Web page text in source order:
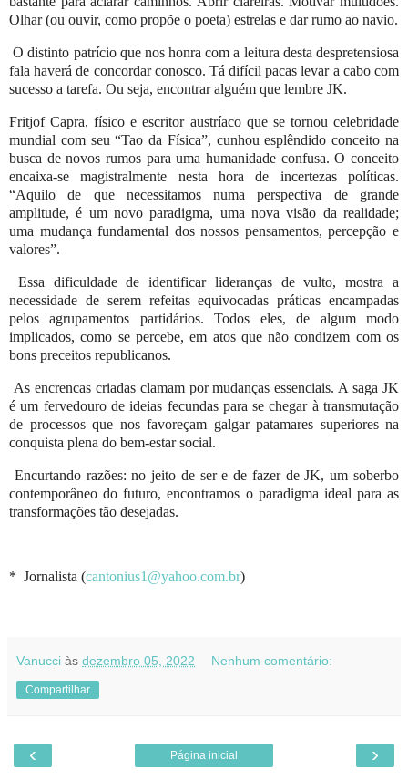
Olhar (ou ouvir, como propõe o poeta) estrelas e dar rumo ao navio.
O distinto patrício que nos honra com a leitura desta despretensiosa
fala haverá de concordar conosco. Tá difícil pacas levar a cabo com
sucesso a tarefa. Ou seja, encontrar alguém que lembre JK.
Fritjof Capra, físico e escritor austríaco que se tornou celebridade
mundial com seu “Tao da Física”, cunhou esplêndido conceito na
busca de novos rumos para uma humanidade confusa. O conceito
encaixa-se magistralmente nesta hora de incertezas políticas.
“Aquilo de que necessitamos numa perspectiva de grande
amplitude, é um novo paradigma, uma nova visão da realidade;
uma mudança fundamental dos nossos pensamentos, percepção e
valores”.
Essa dificuldade de identificar lideranças de vulto, mostra a
necessidade de serem refeitas equivocadas práticas encampadas
pelos agrupamentos partidários. Todos eles, de algum modo
implicados, como se percebe, em atos que não condizem com os
bons preceitos republicanos.
As encrencas criadas clamam por mudanças essenciais. A saga JK
é um fervedouro de ideias fecundas para se chegar à transmutação
de processos que nos favoreçam galgar patamares superiores na
conquista plena do bem-estar social.
Encurtando razões: no jeito de ser e de fazer de JK, um soberbo
contemporâneo do futuro, encontramos o paradigma ideal para as
transformações tão desejadas.
* Jornalista (cantonius1@yahoo.com.br)
Vanucci às dezembro 05, 2022 Nenhum comentário:
Compartilhar
‹ ›
Página inicial